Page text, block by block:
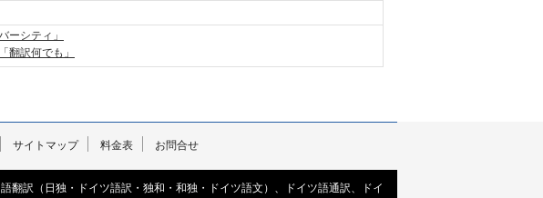
サイトマップ 料金表 お問合せ
翻訳（日独・ドイツ語訳・独和・和独・ドイツ語文）、ドイツ語通訳、ドイ